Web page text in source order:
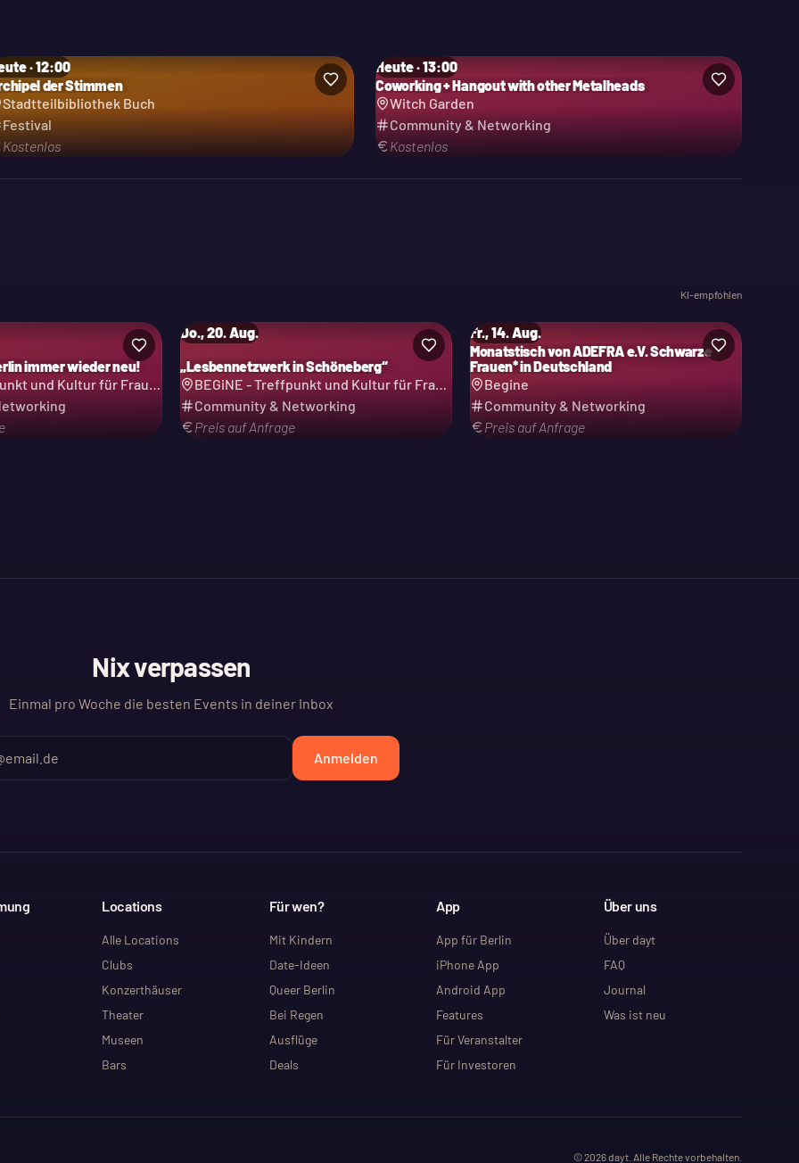
· 12:00
der Stimmen
Stadtteilbibliothek Buch
Festival
Kostenlos
Festival
Heute · 13:00
Coworking + Hangout with other Metalheads
Witch Garden
Community & Networking
Kostenlos
KI-empfohlen
immer wieder neu!
Begine - Treffpunkt und Kultur für Frauen e.V.
Do., 20. Aug.
„Lesbennetzwerk in Schöneberg“
BEGiNE - Treffpunkt und Kultur für Frauen e.V.
Community & Networking
Preis auf Anfrage
Fr., 14. Aug.
Monatstisch von ADEFRA e.V. Schwarze
Frauen* in Deutschland
Begine
Community & Networking
Preis auf Anfrage
Nix verpassen
Einmal pro Woche die besten Events in deiner Inbox
Anmelden
Locations
Alle Locations
Clubs
Konzerthäuser
Theater
Museen
Bars
Für wen?
Mit Kindern
Date-Ideen
Queer Berlin
Bei Regen
Ausflüge
Deals
App
App für Berlin
iPhone App
Android App
Features
Für Veranstalter
Für Investoren
Über uns
Über dayt
FAQ
Journal
Was ist neu
©2026dayt. Alle Rechte vorbehalten.